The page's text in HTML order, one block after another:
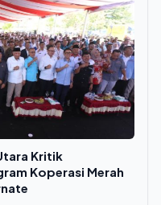
Kritik
Koperasi Merah